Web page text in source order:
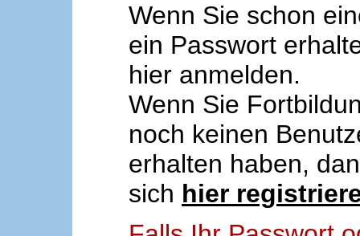
Wenn Sie schon
ein Passwort
hier anmelden.
Wenn Sie
noch keinen
erhalten haben,
sich hier